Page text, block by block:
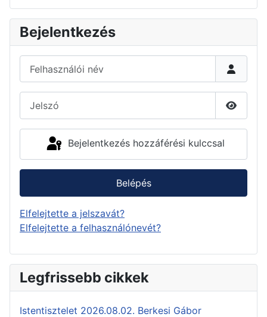
Bejelentkezés
Felhasználói név
Jelszó
Bejelentkezés hozzáférési kulccsal
Belépés
Elfelejtette a jelszavát?
Elfelejtette a felhasználónevét?
Legfrissebb cikkek
Istentisztelet 2026.08.02. Berkesi Gábor